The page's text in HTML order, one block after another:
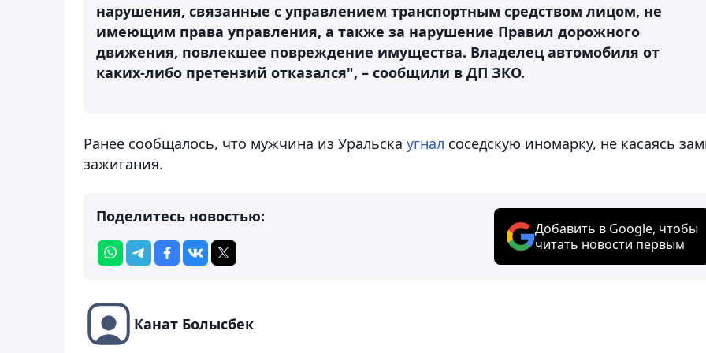
нарушения, связанные с управлением транспортным средством лицом, не
имеющим права управления, а также за нарушение Правил дорожного
движения, повлекшее повреждение имущества. Владелец автомобиля от
каких-либо претензий отказался", – сообщили в ДП ЗКО.
Ранее сообщалось, что мужчина из Уральска угнал соседскую иномарку, не касаясь
зажигания.
Поделитесь новостью:
Добавить в Google, чтобы
читать новости первым
Канат Болысбек